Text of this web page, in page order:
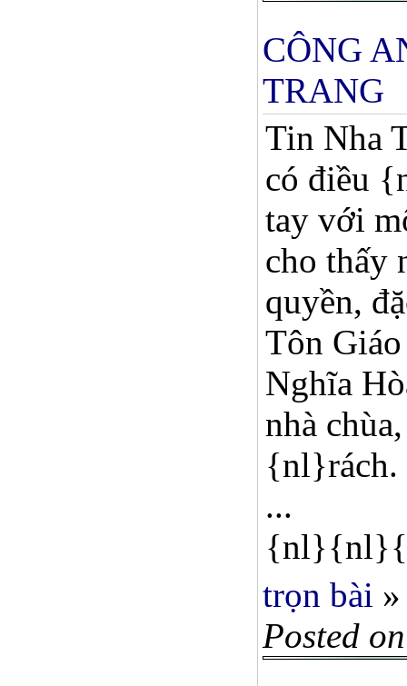
CÔNG
TRANG
Tin Nha
có điều
tay với
cho thấy
quyền,
Tôn
Nghĩa
nhà
{nl}rách.
...
trọn bài »
Posted